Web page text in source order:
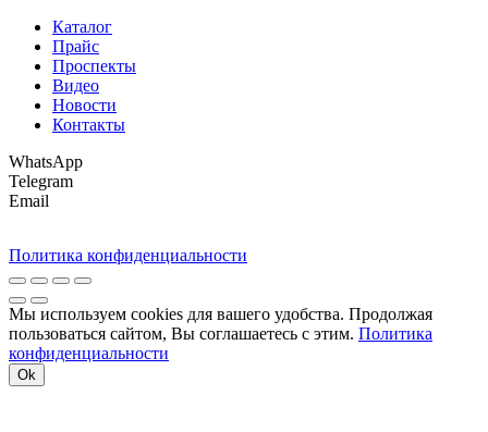
Каталог
Прайс
Проспекты
Видео
Новости
Контакты
WhatsApp
Telegram
Email
Политика конфиденциальности
Мы используем cookies для вашего удобства. Продолжая
пользоваться сайтом, Вы соглашаетесь с этим. Политика
конфиденциальности
Ok